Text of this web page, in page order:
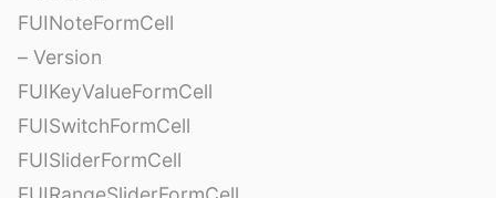
FUINoteFormCell
– Version
FUIKeyValueFormCell
FUISwitchFormCell
FUISliderFormCell